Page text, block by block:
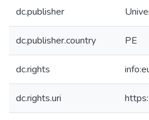
dc.publisher
dc.publisher.country PE
dc.rights
dc.rights.uri